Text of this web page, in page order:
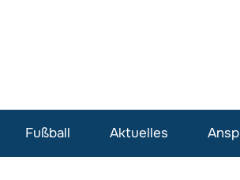
Fußball Aktuelles